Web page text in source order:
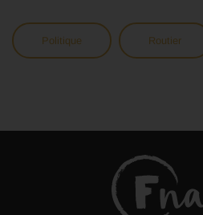
Politique Routier